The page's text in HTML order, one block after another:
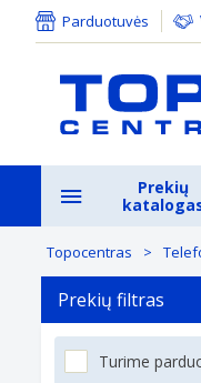
Parduotuvės
Prekių
Topocentras
Prekių filtras
Turime